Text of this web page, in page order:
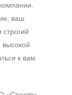
ваш
высокой
к вам